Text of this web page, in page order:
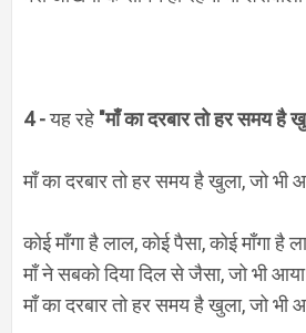
4 -यह रहे "माँ का दरबार तो हर समय है
माँ का दरबार तो हर समय है खुला,जो भी
कोई माँगा है लाल, कोई पैसा,कोई माँगा है
माँ ने सबको दिया दिल से जैसा,जो भी
माँ का दरबार तो हर समय है खुला,जो भी